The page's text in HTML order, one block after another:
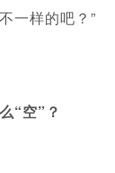
一样的吧？”
“空”？